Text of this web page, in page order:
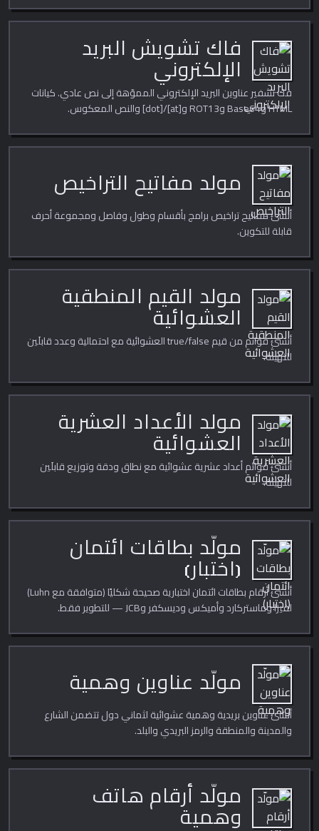
فاك تشويش البريد
الإلكتروني
فك تشفير عناوين البريد الإلكتروني المموّهة إلى نص عادي. كيانات
HTML وBase64 وROT13 و[at]/[dot] والنص المعكوس.
مولد مفاتيح التراخيص
أنشئ مفاتيح تراخيص برامج بأقسام وطول وفاصل ومجموعة أحرف
قابلة للتكوين.
مولد القيم المنطقية
العشوائية
أنشئ قوائم من قيم true/false العشوائية مع احتمالية وعدد قابلَين
للتهيئة.
مولد الأعداد العشرية
العشوائية
أنشئ قوائم أعداد عشرية عشوائية مع نطاق ودقة وتوزيع قابلَين
للتهيئة.
مولّد بطاقات ائتمان
(اختبار)
أنشئ أرقام بطاقات ائتمان اختبارية صحيحة شكليًا (متوافقة مع Luhn)
لفيزا وماستركارد وأميكس وديسكفر وJCB — للتطوير فقط.
مولّد عناوين وهمية
أنشئ عناوين بريدية وهمية عشوائية لثماني دول تتضمن الشارع
والمدينة والمنطقة والرمز البريدي والبلد.
مولّد أرقام هاتف
وهمية